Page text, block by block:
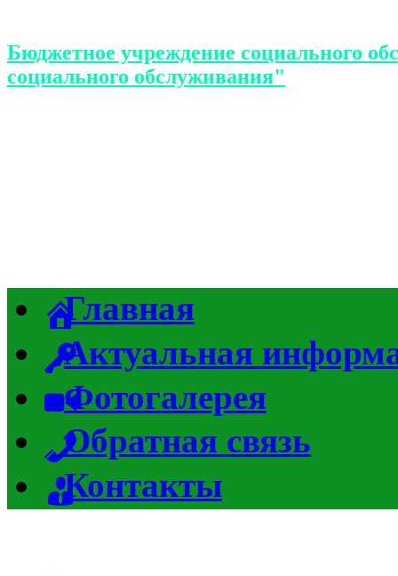
Бюджетное учреждение социального
социального обслуживания"
Главная
Актуальная
Фотогалерея
Обратная связь
Контакты